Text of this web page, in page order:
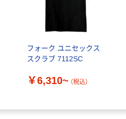
フォーク ユニセックス
スクラブ 7112SC
￥6,310~ （税込）